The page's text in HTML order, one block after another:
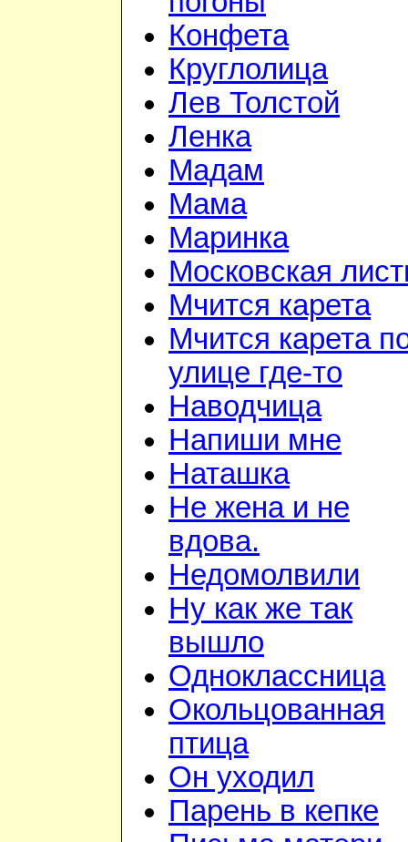
Конфета
Круглолица
Лев Толстой
Ленка
Мадам
Мама
Маринка
Московская
Мчится карета
Мчится карета
улице где-то
Наводчица
Напиши мне
Наташка
Не жена и не
вдова.
Недомолвили
Ну как же так
вышло
Одноклассница
Окольцованная
птица
Он уходил
Парень в кепке